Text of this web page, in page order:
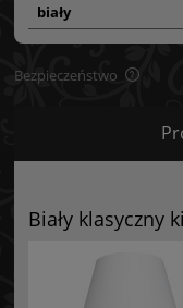
biały
Bezpieczeństwo
Certyfikaty i
Starzyńskiego 6
Biały klasyczny